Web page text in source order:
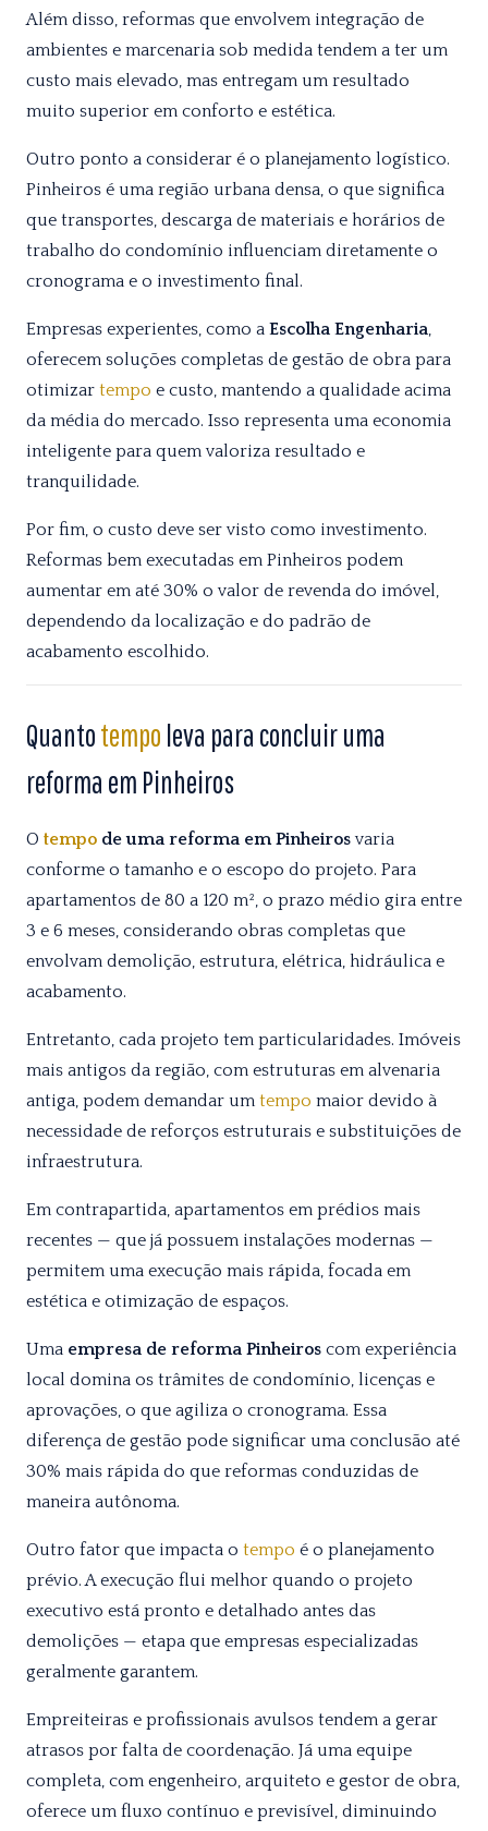
Além disso, reformas que envolvem integração de
ambientes e marcenaria sob medida tendem a ter um
custo mais elevado, mas entregam um resultado
muito superior em conforto e estética.
Outro ponto a considerar é o planejamento logístico.
Pinheiros é uma região urbana densa, o que significa
que transportes, descarga de materiais e horários de
trabalho do condomínio influenciam diretamente o
cronograma e o investimento final.
Empresas experientes, como a Escolha Engenharia,
oferecem soluções completas de gestão de obra para
otimizar tempo e custo, mantendo a qualidade acima
da média do mercado. Isso representa uma economia
inteligente para quem valoriza resultado e
tranquilidade.
Por fim, o custo deve ser visto como investimento.
Reformas bem executadas em Pinheiros podem
aumentar em até 30% o valor de revenda do imóvel,
dependendo da localização e do padrão de
acabamento escolhido.
Quantotempo leva para concluir uma
reforma em Pinheiros
O tempo de uma reforma em Pinheiros varia
conforme o tamanho e o escopo do projeto. Para
apartamentos de 80 a 120 m², o prazo médio gira entre
3 e 6 meses, considerando obras completas que
envolvam demolição, estrutura, elétrica, hidráulica e
acabamento.
Entretanto, cada projeto tem particularidades. Imóveis
mais antigos da região, com estruturas em alvenaria
antiga, podem demandar um tempo maior devido à
necessidade de reforços estruturais e substituições de
infraestrutura.
Em contrapartida, apartamentos em prédios mais
recentes — que já possuem instalações modernas —
permitem uma execução mais rápida, focada em
estética e otimização de espaços.
Uma empresa de reforma Pinheiros com experiência
local domina os trâmites de condomínio, licenças e
aprovações, o que agiliza o cronograma. Essa
diferença de gestão pode significar uma conclusão até
30% mais rápida do que reformas conduzidas de
maneira autônoma.
Outro fator que impacta o tempo é o planejamento
prévio. A execução flui melhor quando o projeto
executivo está pronto e detalhado antes das
demolições — etapa que empresas especializadas
geralmente garantem.
Empreiteiras e profissionais avulsos tendem a gerar
atrasos por falta de coordenação. Já uma equipe
completa, com engenheiro, arquiteto e gestor de obra,
oferece um fluxo contínuo e previsível, diminuindo